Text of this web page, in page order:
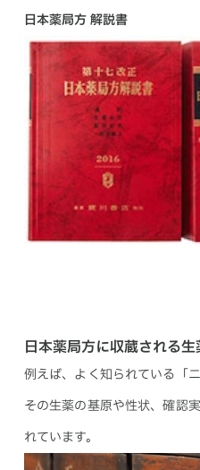
日本薬局方 解説書
日本薬局方に収蔵される生
例えば、よく知られている「
その生薬の基原や性状、確認
れています。